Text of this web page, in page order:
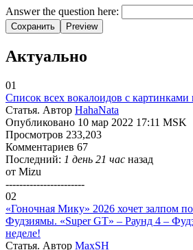
Answer the question here:
Сохранить Preview
Актуально
01
Список всех вокалоидов с
Статья. Автор HahaNata
Опубликовано 10 мар 2022 17:11 MSK
Просмотров 233,203
Комментариев 67
Последний: 1 день 21 час назад
от Mizu
-----------------------
02
«Гоночная Мику» 2026 хочет залпом
Фудзиямы. «Super GT» – Раунд 4 –
неделе!
Статья. Автор MaxSH